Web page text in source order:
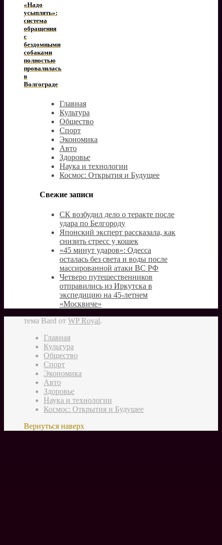
«Надо
усыплять»:
система
обращения
с
бездомными
собаками
полностью
провалилась
в
Волгограде
Главная
Культура
Общество
Спорт
Экономика
Авто
Здоровье
Наука и технологии
Космос: Открытия и Будущее
Свежие записи
СК возбудил дело о теракте после
удара по Белгороду
Японский эксперт рассказала, как
снизить стресс у кошек
«45 минут ударов»: Одесса
осталась без света и воды после
массированной атаки ВС РФ
Четверо путешественников
отправились из Иркутска в
экспедицию на 45-летнем
«Москвиче»
тема Bard от WP Royal.
Главная
Культура
Общество
Спорт
Экономика
Авто
Здоровье
Наука и технологии
Космос: Открытия и Будущее
Вернуться наверх